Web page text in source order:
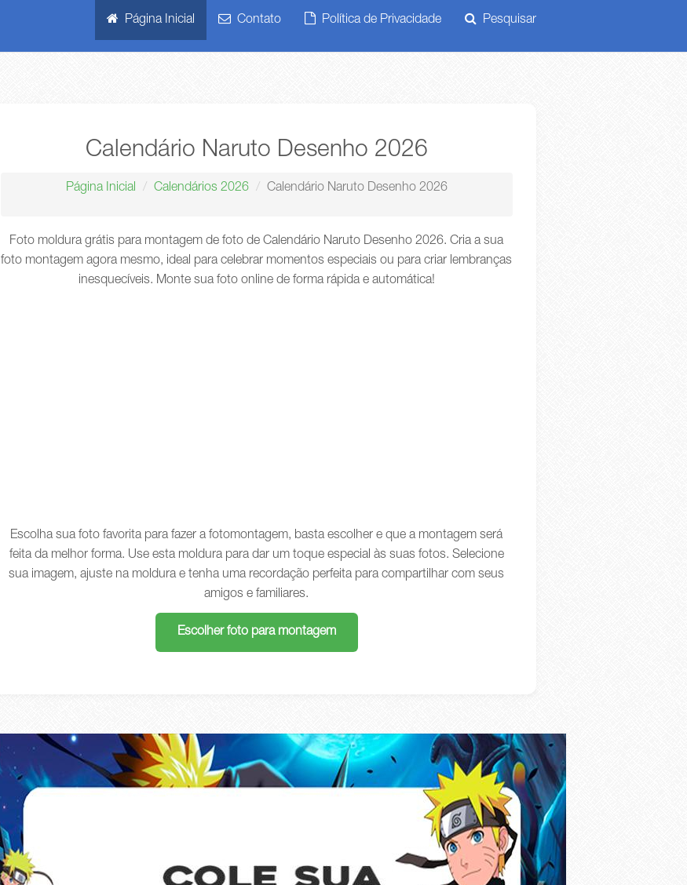
Página Inicial Contato Política de Privacidade Pesquisar
Calendário Naruto Desenho 2026
Página Inicial Calendários 2026 Calendário Naruto Desenho 2026
Foto moldura grátis para montagem de foto de Calendário Naruto Desenho 2026. Cria a sua
foto montagem agora mesmo, ideal para celebrar momentos especiais ou para criar lembranças
inesquecíveis. Monte sua foto online de forma rápida e automática!
Escolha sua foto favorita para fazer a fotomontagem, basta escolher e que a montagem será
feita da melhor forma. Use esta moldura para dar um toque especial às suas fotos. Selecione
sua imagem, ajuste na moldura e tenha uma recordação perfeita para compartilhar com seus
amigos e familiares.
Escolher foto para montagem